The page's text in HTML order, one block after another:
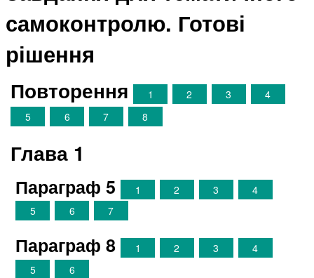
самоконтролю. Готові
рішення
Повторення 1 2 3
4
5
6 7 8
Глава 1
Параграф 5 1 2 3
4
5
6 7
Параграф 8 1 2 3
4
5
6